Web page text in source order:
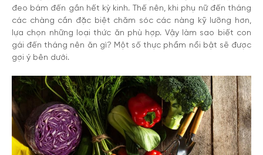
đeo bám đến gần hết kỳ kinh. Thế nên, khi phụ nữ đến tháng
các chàng cần đặc biệt chăm sóc các nàng kỹ lưỡng hơn,
lựa chọn những loại thức ăn phù hợp. Vậy làm sao biết con
gái đến tháng nên ăn gì? Một số thực phẩm nổi bật sẽ được
gợi ý bên dưới.